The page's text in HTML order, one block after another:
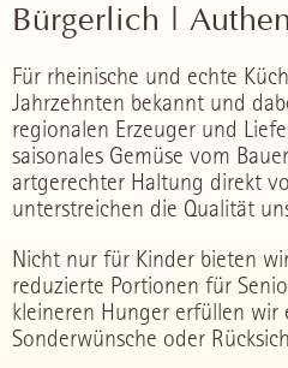
Bürgerlich |
Für rheinische und echte
Jahrzehnten bekannt und
regionalen Erzeuger und
saisonales Gemüse vom
artgerechter Haltung direkt
unterstreichen die Qualität
Nicht nur für Kinder bieten
reduzierte Portionen für
kleineren Hunger erfüllen wir
Sonderwünsche oder